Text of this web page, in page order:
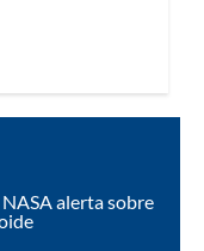
alerta sobre